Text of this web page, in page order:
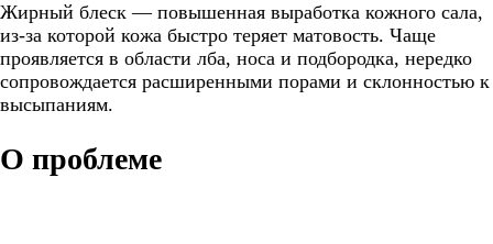
Жирный блеск — повышенная выработка кожного сала,
из-за которой кожа быстро теряет матовость. Чаще
проявляется в области лба, носа и подбородка, нередко
сопровождается расширенными порами и склонностью к
высыпаниям.
О проблеме